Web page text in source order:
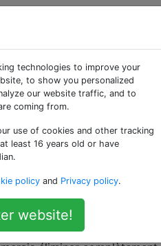
la requête
d'accueil
affichant le
widgets.
tire toujours dans les 10
mais comme je ne les
technologies to improve your
to show you personalized
our website traffic, and to
coming from.
use of cookies and other tracking
least 16 years old or have
policy and Privacy policy.
website!